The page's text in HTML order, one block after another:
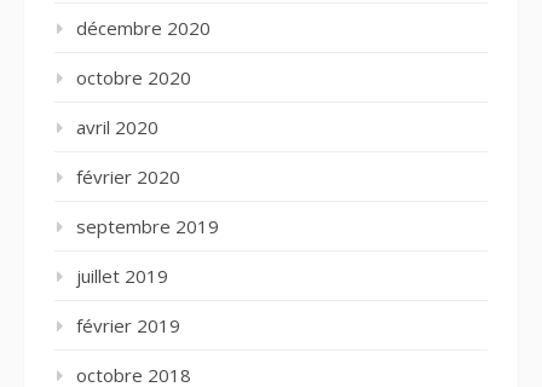
décembre 2020
octobre 2020
avril 2020
février 2020
septembre 2019
juillet 2019
février 2019
octobre 2018